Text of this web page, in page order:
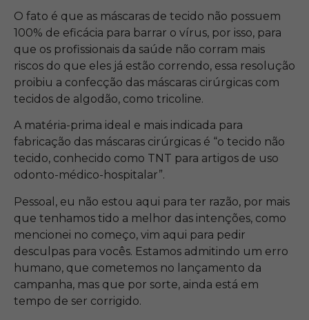
O fato é que as máscaras de tecido não possuem
100% de eficácia para barrar o vírus, por isso, para
que os profissionais da saúde não corram mais
riscos do que eles já estão correndo, essa resolução
proibiu a confecção das máscaras cirúrgicas com
tecidos de algodão, como tricoline.
A matéria-prima ideal e mais indicada para
fabricação das máscaras cirúrgicas é “o tecido não
tecido, conhecido como TNT para artigos de uso
odonto-médico-hospitalar”.
Pessoal, eu não estou aqui para ter razão, por mais
que tenhamos tido a melhor das intenções, como
mencionei no começo, vim aqui para pedir
desculpas para vocês. Estamos admitindo um erro
humano, que cometemos no lançamento da
campanha, mas que por sorte, ainda está em
tempo de ser corrigido.